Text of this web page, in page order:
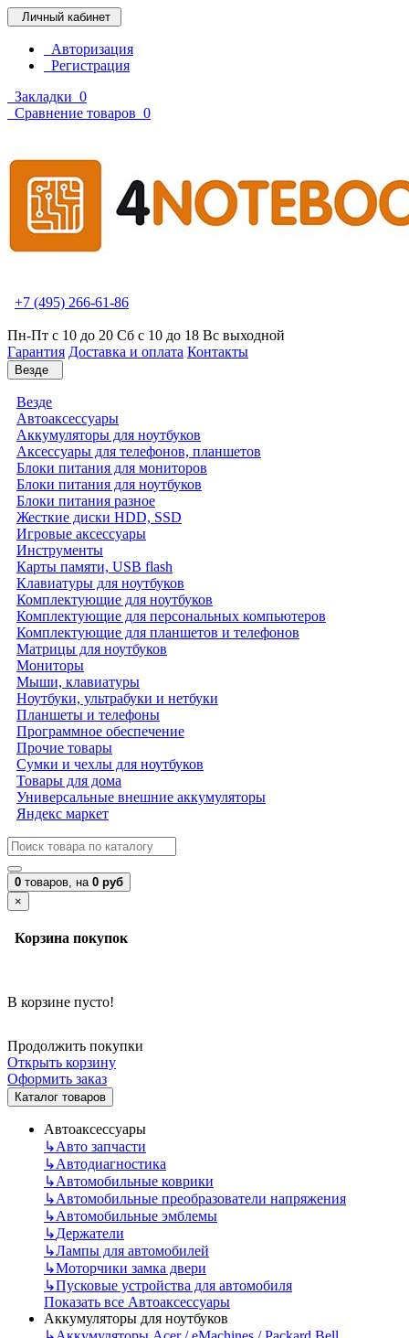
Личный кабинет
Авторизация
Регистрация
Закладки 0
Сравнение товаров 0
+7 (495) 266-61-86
Пн-Пт с 10 до 20 Сб с 10 до 18 Вс выходной
Гарантия Доставка и оплата Контакты
Везде
Везде
Автоаксессуары
Аккумуляторы для ноутбуков
Аксессуары для телефонов, планшетов
Блоки питания для мониторов
Блоки питания для ноутбуков
Блоки питания разное
Жесткие диски HDD, SSD
Игровые аксессуары
Инструменты
Карты памяти, USB flash
Клавиатуры для ноутбуков
Комплектующие для ноутбуков
Комплектующие для персональных компьютеров
Комплектующие для планшетов и телефонов
Матрицы для ноутбуков
Мониторы
Мыши, клавиатуры
Ноутбуки, ультрабуки и нетбуки
Планшеты и телефоны
Программное обеспечение
Прочие товары
Сумки и чехлы для ноутбуков
Товары для дома
Универсальные внешние аккумуляторы
Яндекс маркет
0 товаров, на 0 руб
×
Корзина покупок
В корзине пусто!
Продолжить покупки
Открыть корзину
Оформить заказ
Каталог товаров
Автоаксессуары
↳Авто запчасти
↳Автодиагностика
↳Автомобильные коврики
↳Автомобильные преобразователи напряжения
↳Автомобильные эмблемы
↳Держатели
↳Лампы для автомобилей
↳Моторчики замка двери
↳Пусковые устройства для автомобиля
Показать все Автоаксессуары
Аккумуляторы для ноутбуков